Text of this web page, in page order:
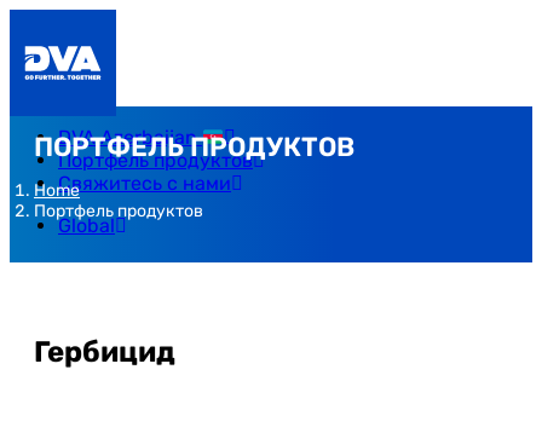
DVA Azerbaijan
Портфель продуктов
Свяжитесь с нами
Global
ПОРТФЕЛЬ ПРОДУКТОВ
Home
Портфель продуктов
Гербицид